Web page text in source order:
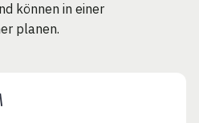
können in einer
planen.